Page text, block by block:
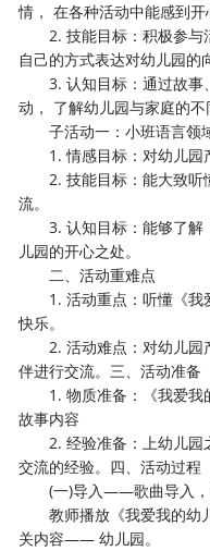
情， 在各种活动中能感到开
2. 技能目标：积极参与
自己的方式表达对幼儿园的
3. 认知目标：通过故事
动， 了解幼儿园与家庭的不
子活动一：小班语言领
1. 情感目标：对幼儿园
2. 技能目标：能大致听
流。
3. 认知目标：能够了解
儿园的开心之处。
二、活动重难点
1. 活动重点：听懂《我
快乐。
2. 活动难点：对幼儿园
伴进行交流。三、活动准备
1. 物质准备：《我爱我
故事内容
2. 经验准备：上幼儿园
交流的经验。四、活动过程
(一)导入——歌曲导入，
教师播放《我爱我的幼
关内容—— 幼儿园。